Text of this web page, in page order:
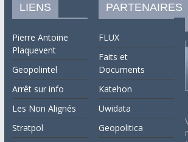
LIENS
Pierre Antoine
Plaquevent
Geopolintel
Arrêt sur info
Les Non Alignés
Stratpol
PARTENAIRES
FLUX
Faits et
Documents
Katehon
Uwidata
Geopolitica